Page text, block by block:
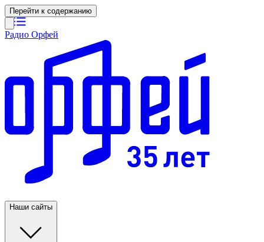
Перейти к содержанию
Радио Орфей
Наши сайты